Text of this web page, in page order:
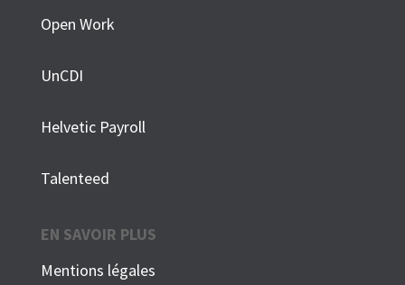
Open Work
UnCDI
Helvetic Payroll
Talenteed
EN SAVOIR PLUS
Mentions légales